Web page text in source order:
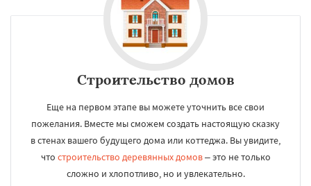
Строительство домов
Еще на первом этапе вы можете уточнить все свои
пожелания. Вместе мы сможем создать настоящую сказку
в стенах вашего будущего дома или коттеджа. Вы увидите,
что строительство деревянных домов– это не только
сложно и хлопотливо, но и увлекательно.